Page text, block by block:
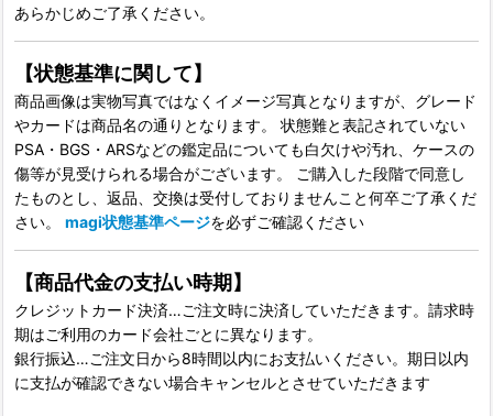
あらかじめご了承ください。
【状態基準に関して】
商品画像は実物写真ではなくイメージ写真となりますが、グレード
やカードは商品名の通りとなります。 状態難と表記されていない
PSA・BGS・ARSなどの鑑定品についても白欠けや汚れ、ケースの
傷等が見受けられる場合がございます。 ご購入した段階で同意し
たものとし、返品、交換は受付しておりませんこと何卒ご了承くだ
さい。 magi状態基準ページを必ずご確認ください
【商品代金の支払い時期】
クレジットカード決済…ご注文時に決済していただきます。請求時
期はご利用のカード会社ごとに異なります。
銀行振込…ご注文日から8時間以内にお支払いください。期日以内
に支払が確認できない場合キャンセルとさせていただきます